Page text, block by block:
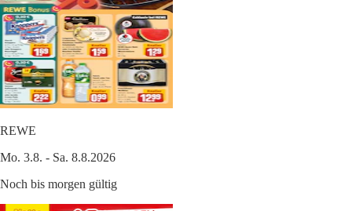
REWE
Mo. 3.8. - Sa. 8.8.2026
Noch bis morgen gültig